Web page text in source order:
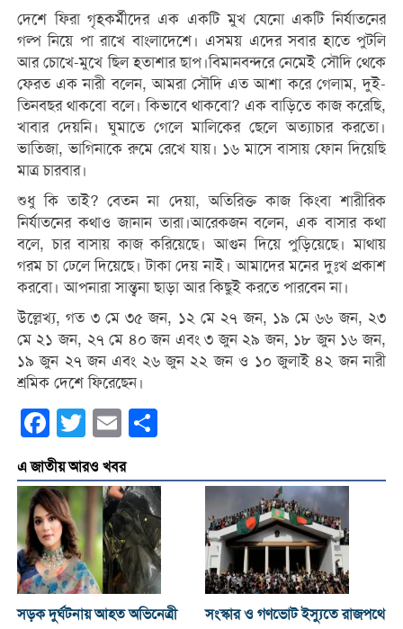
দেশে ফিরা গৃহকর্মীদের এক একটি মুখ যেনো একটি নির্যাতনের
গল্প নিয়ে পা রাখে বাংলাদেশে। এসময় এদের সবার হাতে পুটলি
আর চোখে-মুখে ছিল হতাশার ছাপ।বিমানবন্দরে নেমেই সৌদি থেকে
ফেরত এক নারী বলেন, আমরা সৌদি এত আশা করে গেলাম, দুই-
তিনবছর থাকবো বলে। কিভাবে থাকবো? এক বাড়িতে কাজ করেছি,
খাবার দেয়নি। ঘুমাতে গেলে মালিকের ছেলে অত্যাচার করতো।
ভাতিজা, ভাগিনাকে রুমে রেখে যায়। ১৬ মাসে বাসায় ফোন দিয়েছি
মাত্র চারবার।
শুধু কি তাই? বেতন না দেয়া, অতিরিক্ত কাজ কিংবা শারীরিক
নির্যাতনের কথাও জানান তারা।আরেকজন বলেন, এক বাসার কথা
বলে, চার বাসায় কাজ করিয়েছে। আগুন দিয়ে পুড়িয়েছে। মাথায়
গরম চা ঢেলে দিয়েছে। টাকা দেয় নাই। আমাদের মনের দুঃখ প্রকাশ
করবো। আপনারা সান্ত্বনা ছাড়া আর কিছুই করতে পারবেন না।
উল্লেখ্য, গত ৩ মে ৩৫ জন, ১২ মে ২৭ জন, ১৯ মে ৬৬ জন, ২৩
মে ২১ জন, ২৭ মে ৪০ জন এবং ৩ জুন ২৯ জন, ১৮ জুন ১৬ জন,
১৯ জুন ২৭ জন এবং ২৬ জুন ২২ জন ও ১০ জুলাই ৪২ জন নারী
শ্রমিক দেশে ফিরেছেন।
Facebook
Twitter Email
এ জাতীয় আরও খবর
সড়ক দুর্ঘটনায় আহত অভিনেত্রী
সংস্কার ও গণভোট ইস্যুতে রাজপথে